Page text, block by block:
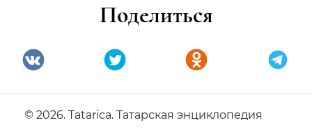
Поделиться
© 2026. Tatarica. Татарская энциклопедия